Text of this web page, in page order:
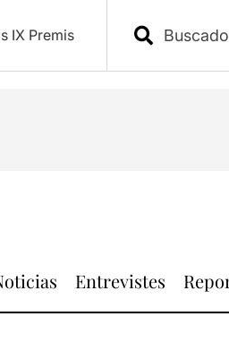
IX Premis
Entrevistes